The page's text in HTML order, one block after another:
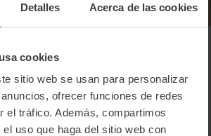
Detalles Acerca de las cookies
cookies
sitio web se usan para personalizar
ofrecer funciones de redes
el tráfico. Además, compartimos
uso que haga del sitio web con